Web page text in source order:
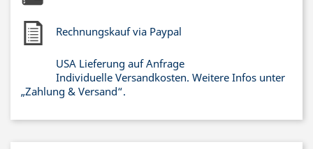
Rechnungskauf via Paypal
USA Lieferung auf Anfrage
Individuelle Versandkosten. Weitere Infos unter
„Zahlung & Versand“.